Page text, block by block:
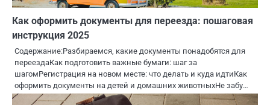
Как оформить документы для переезда: пошаговая
инструкция 2025
Содержание:Разбираемся, какие документы понадобятся для
переездаКак подготовить важные бумаги: шаг за
шагомРегистрация на новом месте: что делать и куда идтиКак
оформить документы на детей и домашних животныхНе забу…